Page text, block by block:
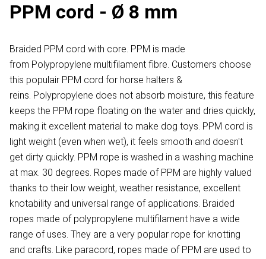
PPM cord - Ø 8 mm
Braided PPM cord with core. PPM is made
from Polypropylene multifilament fibre. Customers choose
this populair PPM cord for horse halters &
reins. Polypropylene does not absorb moisture, this feature
keeps the PPM rope floating on the water and dries quickly,
making it excellent material to make dog toys. PPM cord is
light weight (even when wet), it feels smooth and doesn't
get dirty quickly. PPM rope is washed in a washing machine
at max. 30 degrees. Ropes made of PPM are highly valued
thanks to their low weight, weather resistance, excellent
knotability and universal range of applications. Braided
ropes made of polypropylene multifilament have a wide
range of uses. They are a very popular rope for knotting
and crafts. Like paracord, ropes made of PPM are used to